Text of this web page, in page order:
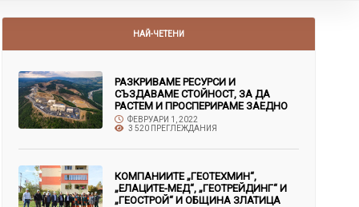
НАЙ-ЧЕТЕНИ
РАЗКРИВАМЕ РЕСУРСИ И
СЪЗДАВАМЕ СТОЙНОСТ, ЗА ДА
РАСТЕМ И ПРОСПЕРИРАМЕ ЗАЕДНО
ФЕВРУАРИ 1, 2022
3 520 ПРЕГЛЕЖДАНИЯ
КОМПАНИИТЕ „ГЕОТЕХМИН“,
„ЕЛАЦИТЕ-МЕД“, „ГЕОТРЕЙДИНГ“ И
„ГЕОСТРОЙ“ И ОБЩИНА ЗЛАТИЦА